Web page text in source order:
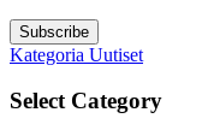
Subscribe
Kategoria Uutiset
Select Category